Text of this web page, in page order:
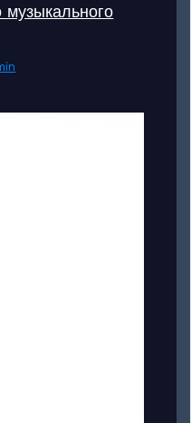
музыкального